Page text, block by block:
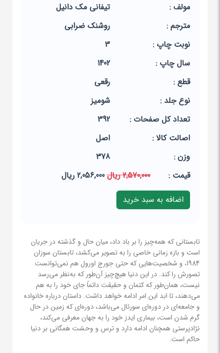
مولف :
تیفانی مک دانیل
مترجم :
روشنک ضرابی
نوبت چاپ :
3
سال چاپ :
1402
قطع :
رقعی
نوع جلد :
شومیز
تعداد کل صفحات :
392
اصالت کالا :
اصل
وزن :
378
قيمت :
2,570,000 ریال 2,056,000 ریال
تابستانی که همه‌چیز را بر باد داد، میان حال و گذشته در جریان
است و بازه زمانی خاصی را به تصویر می‌کشد، تابستان سوزان
1984، و شخصیت‌هایی که حتی جورج اورول هم نمی‌توانست
تصورش را کند. در این دنیا هیچ‌چیز آن‌طور که به‌نظر می‌رسد
نیست، همان‌طور که کتمان و حقیقت دائماً جای خود را به هم
می‌دهند، تا ابد این امر ادامه خواهد داشت. داستان درباره خانواده
و جامعه‌ای در دوره‌ای سورئال می‌باشد، دوره‌ای که زمین در حال
گرم شدن است، بیماری ایدز خود را به جهان معرفی می‌کند،
نژادپرستی همچنان ادامه دارد و ترس و وحشت همگانی بر دنیا
حاکم است.